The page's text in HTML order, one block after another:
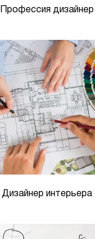
Профессия дизайнер
Дизайнер интерьера